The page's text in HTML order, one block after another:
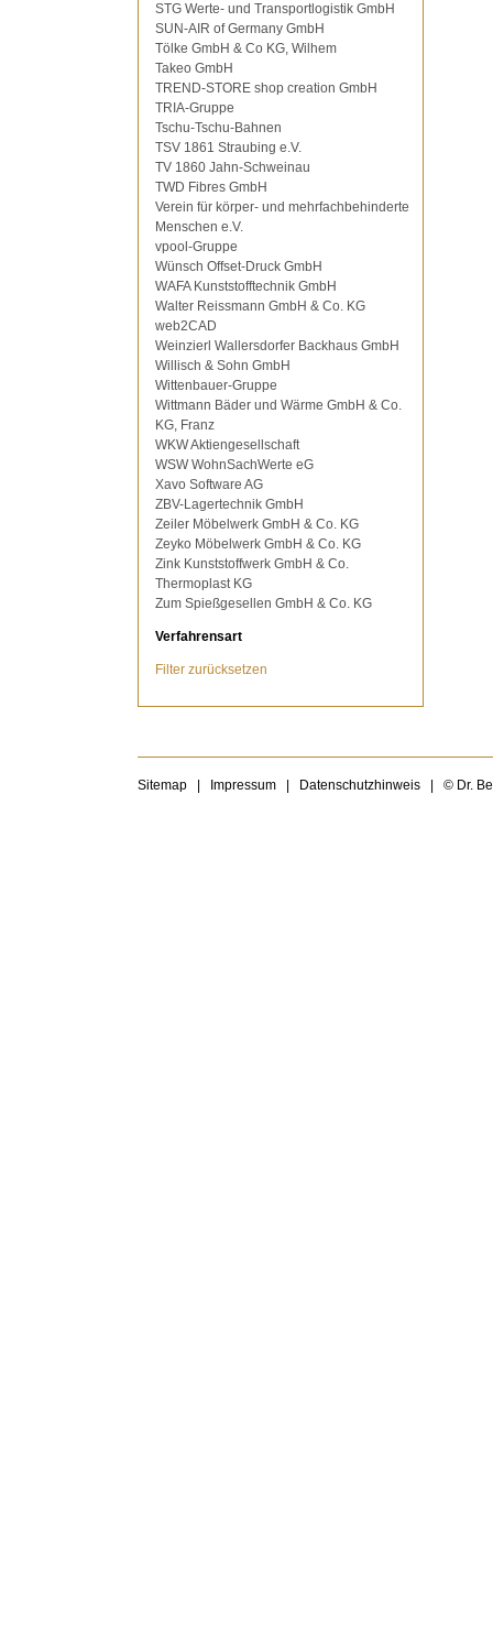
STG Werte- und Transportlogistik GmbH
SUN-AIR of Germany GmbH
Tölke GmbH & Co KG, Wilhem
Takeo GmbH
TREND-STORE shop creation GmbH
TRIA-Gruppe
Tschu-Tschu-Bahnen
TSV 1861 Straubing e.V.
TV 1860 Jahn-Schweinau
TWD Fibres GmbH
Verein für körper- und mehrfachbehinderte
Menschen e.V.
vpool-Gruppe
Wünsch Offset-Druck GmbH
WAFA Kunststofftechnik GmbH
Walter Reissmann GmbH & Co. KG
web2CAD
Weinzierl Wallersdorfer Backhaus GmbH
Willisch & Sohn GmbH
Wittenbauer-Gruppe
Wittmann Bäder und Wärme GmbH & Co.
KG, Franz
WKW Aktiengesellschaft
WSW WohnSachWerte eG
Xavo Software AG
ZBV-Lagertechnik GmbH
Zeiler Möbelwerk GmbH & Co. KG
Zeyko Möbelwerk GmbH & Co. KG
Zink Kunststoffwerk GmbH & Co.
Thermoplast KG
Zum Spießgesellen GmbH & Co. KG
Verfahrensart
Filter zurücksetzen
Sitemap Impressum Datenschutzhinweis © Dr.